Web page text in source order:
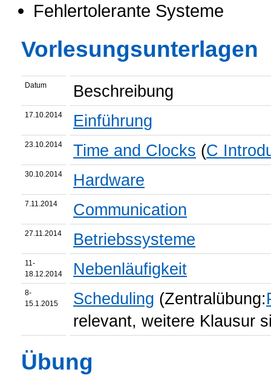
Fehlertolerante Systeme
Vorlesungsunterlagen
Datum Beschreibung
17.10.2014 Einführung
23.10.2014 Time and Clocks (C
30.10.2014 Hardware
7.11.2014 Communication
27.11.2014 Betriebssysteme
11-
18.12.2014
Nebenläufigkeit
8-
15.1.2015
Scheduling (Zentralübung:
relevant, weitere Klausur
Übung